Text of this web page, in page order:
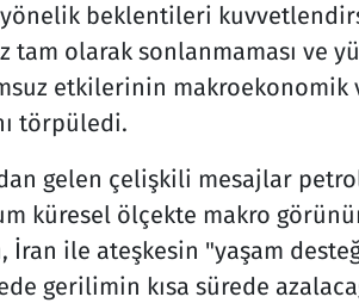
beklentileri
tam olarak sonlanmaması ve
etkilerinin
törpüledi.
gelen çelişkili mesajlar
küresel ölçekte makro
İran ile ateşkesin "yaşam
gerilimin kısa sürede